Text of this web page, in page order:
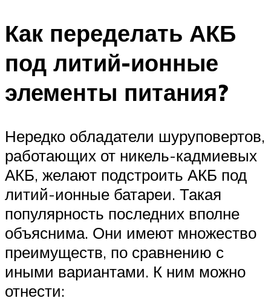
Как переделать АКБ
под литий-ионные
элементы питания?
Нередко обладатели шуруповертов,
работающих от никель-кадмиевых
АКБ, желают подстроить АКБ под
литий-ионные батареи. Такая
популярность последних вполне
объяснима. Они имеют множество
преимуществ, по сравнению с
иными вариантами. К ним можно
отнести: